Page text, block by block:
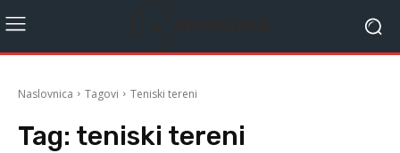
Naslovnica Tagovi Teniski tereni
Tag: teniski tereni